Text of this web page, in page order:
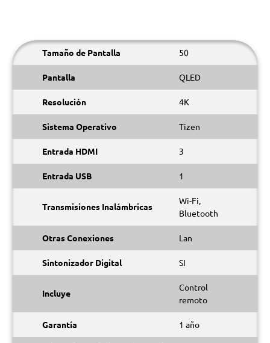
Tamaño de Pantalla 50
Pantalla QLED
Resolución 4K
Sistema Operativo Tizen
Entrada HDMI 3
Entrada USB 1
Transmisiones Inalámbricas
Wi-Fi,
Bluetooth
Otras Conexiones Lan
Sintonizador Digital SI
Incluye
Control
remoto
Garantía 1 año